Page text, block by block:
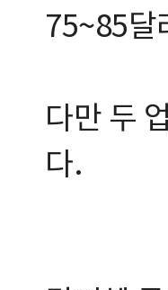
75~85달
다만 두
다.